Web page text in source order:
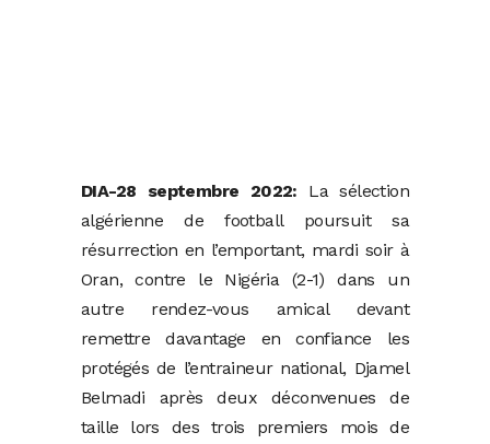
DIA-28 septembre 2022: La sélection
algérienne de football poursuit sa
résurrection en l’emportant, mardi soir à
Oran, contre le Nigéria (2-1) dans un
autre rendez-vous amical devant
remettre davantage en confiance les
protégés de l’entraineur national, Djamel
Belmadi après deux déconvenues de
taille lors des trois premiers mois de